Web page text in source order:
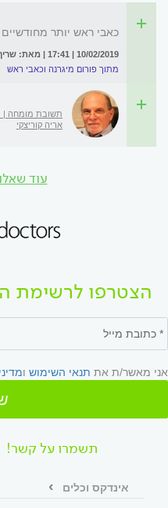
כאבי ראש יותר מחודשיים
10/02/2019 | 17:41 | מאת: שריף אלדין
מתוך פורום מיגרנה וכאבי ראש
תשובת מומחה |
אריה קוריצקי
עוד
הצטרפו לרשימת
אני מאשר/ת את תנאי השימוש ו
תשמרו על קשר!
אינדקס וכלים